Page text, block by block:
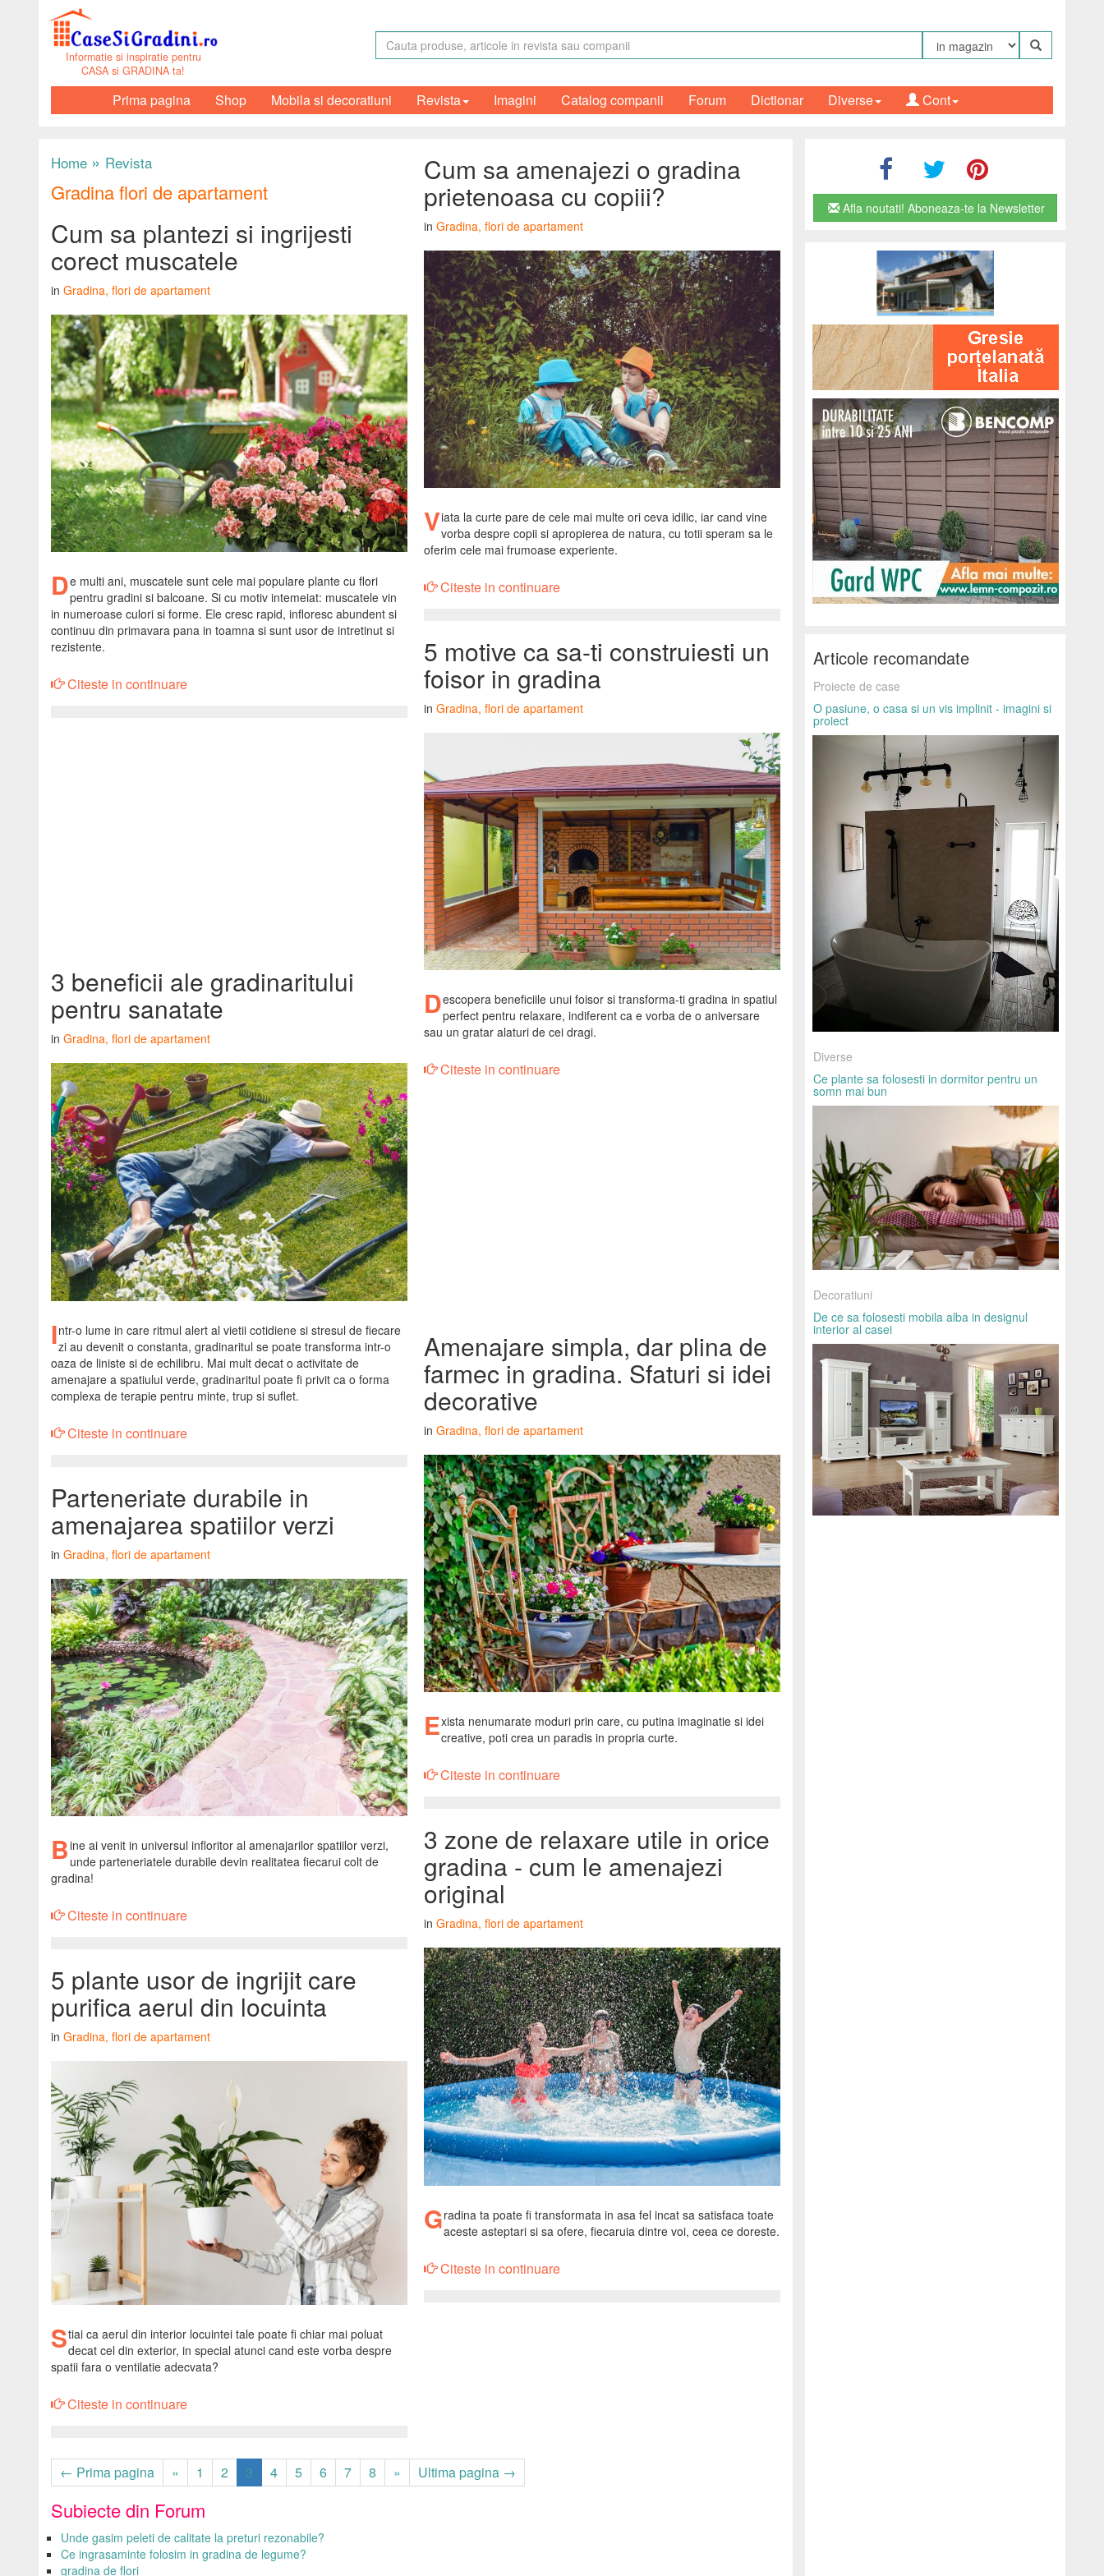
Informatie si inspiratie pentru
CASA si GRADINA ta!
Prima pagina Shop Mobila si decoratiuni Revista Imagini Catalog companii Forum Dictionar Cont
Diverse
Home » Revista
Gradina flori de apartament
Cum sa plantezi si ingrijesti
corect muscatele
in Gradina, flori de apartament
De multi ani, muscatele sunt cele mai populare plante cu flori
pentru gradini si balcoane. Si cu motiv intemeiat: muscatele vin
in numeroase culori si forme. Ele cresc rapid, infloresc abundent si
continuu din primavara pana in toamna si sunt usor de intretinut si
rezistente.
Citeste in continuare
3 beneficii ale gradinaritului
pentru sanatate
in Gradina, flori de apartament
Intr-o lume in care ritmul alert al vietii cotidiene si stresul de fiecare
zi au devenit o constanta, gradinaritul se poate transforma intr-o
oaza de liniste si de echilibru. Mai mult decat o activitate de
amenajare a spatiului verde, gradinaritul poate fi privit ca o forma
complexa de terapie pentru minte, trup si suflet.
Citeste in continuare
Parteneriate durabile in
amenajarea spatiilor verzi
in Gradina, flori de apartament
Bine ai venit in universul infloritor al amenajarilor spatiilor verzi,
unde parteneriatele durabile devin realitatea fiecarui colt de
gradina!
Citeste in continuare
5 plante usor de ingrijit care
purifica aerul din locuinta
in Gradina, flori de apartament
Stiai ca aerul din interior locuintei tale poate fi chiar mai poluat
decat cel din exterior, in special atunci cand este vorba despre
spatii fara o ventilatie adecvata?
Citeste in continuare
Cum sa amenajezi o gradina
prietenoasa cu copiii?
in Gradina, flori de apartament
Viata la curte pare de cele mai multe ori ceva idilic, iar cand vine
vorba despre copii si apropierea de natura, cu totii speram sa le
oferim cele mai frumoase experiente.
Citeste in continuare
5 motive ca sa-ti construiesti un
foisor in gradina
in Gradina, flori de apartament
Descopera beneficiile unui foisor si transforma-ti gradina in spatiul
perfect pentru relaxare, indiferent ca e vorba de o aniversare
sau un gratar alaturi de cei dragi.
Citeste in continuare
Amenajare simpla, dar plina de
farmec in gradina. Sfaturi si idei
decorative
in Gradina, flori de apartament
Exista nenumarate moduri prin care, cu putina imaginatie si idei
creative, poti crea un paradis in propria curte.
Citeste in continuare
3 zone de relaxare utile in orice
gradina - cum le amenajezi
original
in Gradina, flori de apartament
Gradina ta poate fi transformata in asa fel incat sa satisfaca toate
aceste asteptari si sa ofere, fiecaruia dintre voi, ceea ce doreste.
Citeste in continuare
← Prima pagina « 1 2 3 4 5 6 7 8 » Ultima pagina →
Subiecte din Forum
Unde gasim peleti de calitate la preturi rezonabile?
Ce ingrasaminte folosim in gradina de legume?
gradina de flori
Afla noutati! Aboneaza-te la Newsletter
Articole recomandate
Proiecte de case
O pasiune, o casa si un vis implinit - imagini si
proiect
Diverse
Ce plante sa folosesti in dormitor pentru un
somn mai bun
Decoratiuni
De ce sa folosesti mobila alba in designul
interior al casei